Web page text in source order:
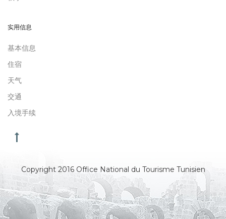
实用信息
基本信息
住宿
天气
交通
入境手续
Copyright 2016 Office National du Tourisme Tunisien